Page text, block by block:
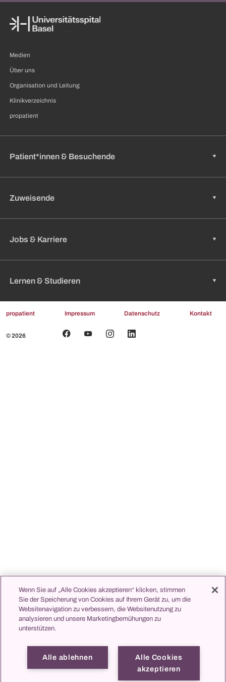
Medien
Über uns
Organisation und Leitung
Klinikverzeichnis
propatient
Patient*innen & Besuchende
Zuweisende
Jobs & Karriere
Lernen & Studieren
© 2026
propatient Impressum Datenschutz Kontakt
Wenn Sie auf „Alle Cookies akzeptieren“ klicken, stimmen
Sie der Speicherung von Cookies auf Ihrem Gerät zu, um die
Websitenavigation zu verbessern, die Websitenutzung zu
analysieren und unsere Marketingbemühungen zu
unterstützen.
Alle Cookies
akzeptieren
Alle ablehnen